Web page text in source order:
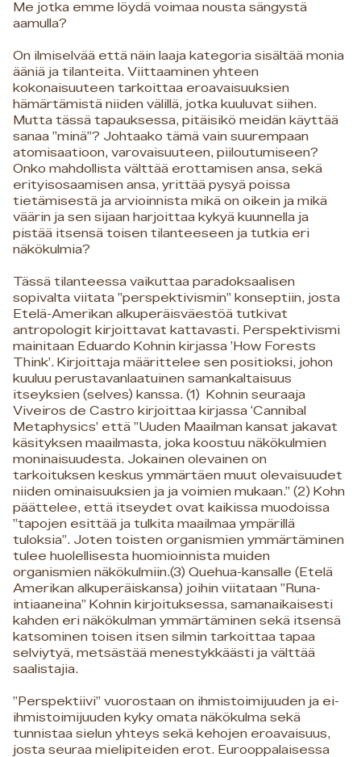
Me jotka emme löydä voimaa nousta sängystä
aamulla?
On ilmiselvää että näin laaja kategoria sisältää monia
ääniä ja tilanteita. Viittaaminen yhteen
kokonaisuuteen tarkoittaa eroavaisuuksien
hämärtämistä niiden välillä, jotka kuuluvat siihen.
Mutta tässä tapauksessa, pitäisikö meidän käyttää
sanaa ”minä”? Johtaako tämä vain suurempaan
atomisaatioon, varovaisuuteen, piiloutumiseen?
Onko mahdollista välttää erottamisen ansa, sekä
erityisosaamisen ansa, yrittää pysyä poissa
tietämisestä ja arvioinnista mikä on oikein ja mikä
väärin ja sen sijaan harjoittaa kykyä kuunnella ja
pistää itsensä toisen tilanteeseen ja tutkia eri
näkökulmia?
Tässä tilanteessa vaikuttaa paradoksaalisen
sopivalta viitata ”perspektivismin” konseptiin, josta
Etelä-Amerikan alkuperäisväestöä tutkivat
antropologit kirjoittavat kattavasti. Perspektivismi
mainitaan Eduardo Kohnin kirjassa ’How Forests
Think’. Kirjoittaja määrittelee sen positioksi, johon
kuuluu perustavanlaatuinen samankaltaisuus
itseyksien (selves) kanssa. (1) Kohnin seuraaja
Viveiros de Castro kirjoittaa kirjassa ‘Cannibal
Metaphysics’ että ”Uuden Maailman kansat jakavat
käsityksen maailmasta, joka koostuu näkökulmien
moninaisuudesta. Jokainen olevainen on
tarkoituksen keskus ymmärtäen muut olevaisuudet
niiden ominaisuuksien ja ja voimien mukaan.” (2) Kohn
päättelee, että itseydet ovat kaikissa muodoissa
”tapojen esittää ja tulkita maailmaa ympärillä
tuloksia”. Joten toisten organismien ymmärtäminen
tulee huolellisesta huomioinnista muiden
organismien näkökulmiin.(3) Quehua-kansalle (Etelä
Amerikan alkuperäiskansa) joihin viitataan ”Runa-
intiaaneina” Kohnin kirjoituksessa, samanaikaisesti
kahden eri näkökulman ymmärtäminen sekä itsensä
katsominen toisen itsen silmin tarkoittaa tapaa
selviytyä, metsästää menestykkäästi ja välttää
saalistajia.
”Perspektiivi” vuorostaan on ihmistoimijuuden ja ei-
ihmistoimijuuden kyky omata näkökulma sekä
tunnistaa sielun yhteys sekä kehojen eroavaisuus,
josta seuraa mielipiteiden erot. Eurooppalaisessa